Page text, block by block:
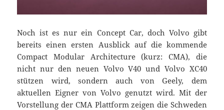
Noch ist es nur ein Concept Car, doch Volvo gibt
bereits einen ersten Ausblick auf die kommende
Compact Modular Architecture (kurz: CMA), die
nicht nur den neuen Volvo V40 und Volvo XC40
stützen wird, sondern auch von Geely, dem
aktuellen Eigner von Volvo genutzt wird. Mit der
Vorstellung der CMA Plattform zeigen die Schweden